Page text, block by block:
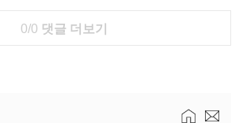
0/0 댓글 더보기